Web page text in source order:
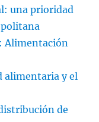
una prioridad
Alimentación
alimentaria y el
de